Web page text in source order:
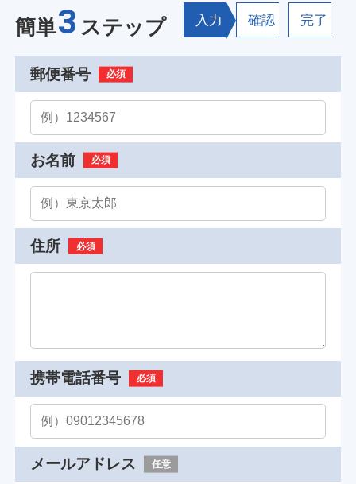
簡単3 ステップ 入力 確認 完了
郵便番号 必須
お名前 必須
住所 必須
携帯電話番号 必須
メールアドレス 任意